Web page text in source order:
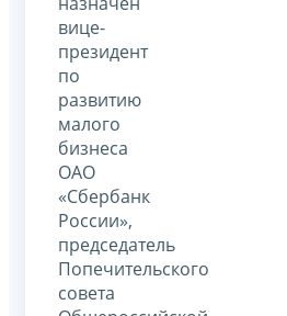
вице-
президент
по
развитию
малого
бизнеса
ОАО
«Сбербанк
России»,
председатель
Попечительского
совета